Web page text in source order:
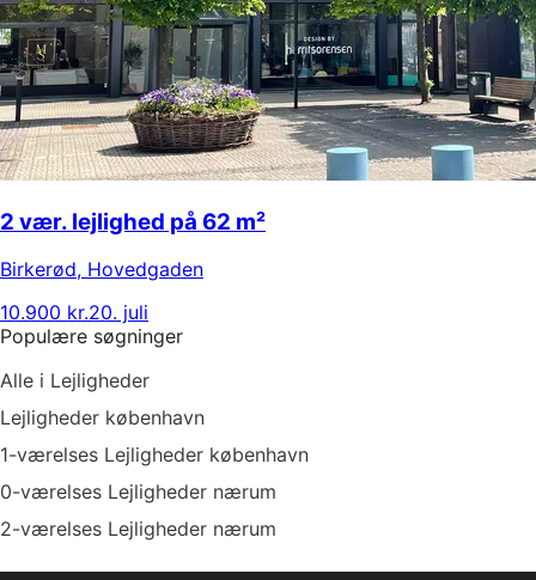
2 vær. lejlighed på 62 m²
Birkerød, Hovedgaden
10.900 kr.20. juli
Populære søgninger
Alle i Lejligheder
Lejligheder københavn
1-værelses Lejligheder københavn
0-værelses Lejligheder nærum
2-værelses Lejligheder nærum